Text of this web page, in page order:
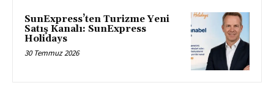
SunExpress’ten Turizme Yeni
Satış Kanalı: SunExpress
Holidays
30 Temmuz 2026